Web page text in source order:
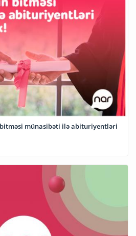
bitməsi münasibəti ilə abituriyentləri